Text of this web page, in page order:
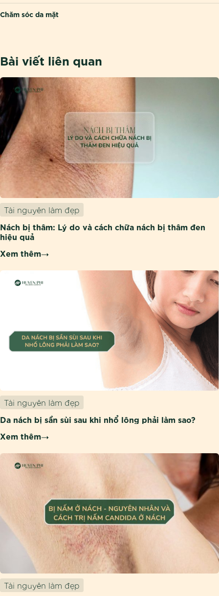
Chăm sóc da mặt
Bài viết liên quan
Tài nguyên làm đẹp
Nách bị thâm: Lý do và cách chữa nách bị thâm đen
hiệu quả
Xem thêm
Tài nguyên làm đẹp
Da nách bị sần sùi sau khi nhổ lông phải làm sao?
Xem thêm
Tài nguyên làm đẹp